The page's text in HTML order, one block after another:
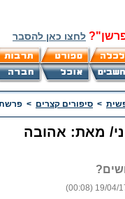
לחצו כאן להסבר
> סיפורים קצרים > פרשת
מאת: אהובה
19/04/17